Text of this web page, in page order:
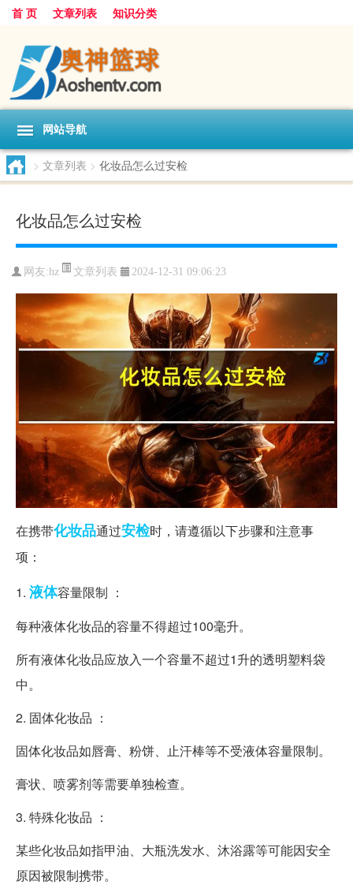
首 页 文章列表 知识分类
网站导航
> 文章列表 > 化妆品怎么过安检
化妆品怎么过安检
网友:hz 文章列表 2024-12-31 09:06:23
在携带化妆品通过安检时，请遵循以下步骤和注意事
项：
1. 液体容量限制 ：
每种液体化妆品的容量不得超过100毫升。
所有液体化妆品应放入一个容量不超过1升的透明塑料袋
中。
2. 固体化妆品 ：
固体化妆品如唇膏、粉饼、止汗棒等不受液体容量限制。
膏状、喷雾剂等需要单独检查。
3. 特殊化妆品 ：
某些化妆品如指甲油、大瓶洗发水、沐浴露等可能因安全
原因被限制携带。